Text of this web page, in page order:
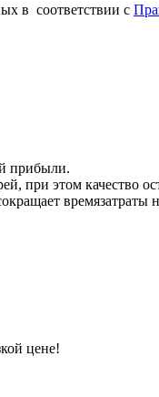
в соответствии с
прибыли.
при этом качество
цене!